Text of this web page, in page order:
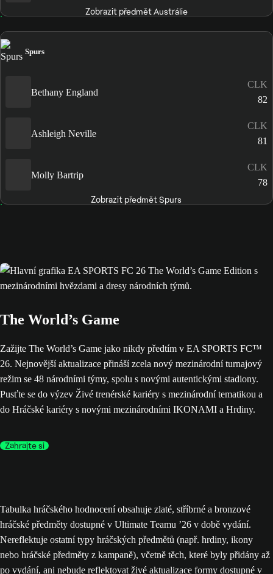
Zobrazit předmět Austrálie
Spurs
Bethany England
CLK
82
Ashleigh Neville
CLK
81
Molly Bartrip
CLK
78
Zobrazit předmět Spurs
The World’s Game
Zažijte The World’s Game jako nikdy předtím v EA SPORTS FC™
26. Nejnovější aktualizace přináší zcela nový mezinárodní turnajový
režim se 48 národními týmy, spolu s novými autentickými stadiony.
Pusťte se do výzev Živé trenérské kariéry s mezinárodní tematikou a
do Hráčské kariéry s novými mezinárodními IKONAMI a Hrdiny.
Zahrajte si
Tabulka hráčského hodnocení obsahuje zlaté, stříbrné a bronzové
hráčské předměty dostupné v Ultimate Teamu ’26 v době vydání.
Nereflektuje ostatní typy hráčských předmětů (např. hrdiny, ikony
nebo hráčské předměty z kampaně), včetně těch, které byly přidány až
po vydání, ani nebude reflektovat živé aktualizace formy dostupné v